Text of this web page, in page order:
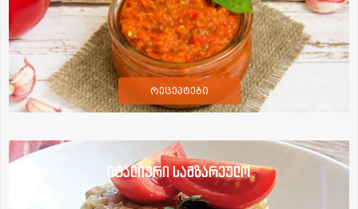
რეცეპტები
იტალიური სამზარეულო